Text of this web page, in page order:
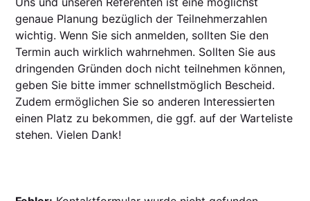
genaue Planung bezüglich der Teilnehmerzahlen
wichtig. Wenn Sie sich anmelden, sollten Sie den
Termin auch wirklich wahrnehmen. Sollten Sie aus
dringenden Gründen doch nicht teilnehmen können,
geben Sie bitte immer schnellstmöglich Bescheid.
Zudem ermöglichen Sie so anderen Interessierten
einen Platz zu bekommen, die ggf. auf der Warteliste
stehen. Vielen Dank!